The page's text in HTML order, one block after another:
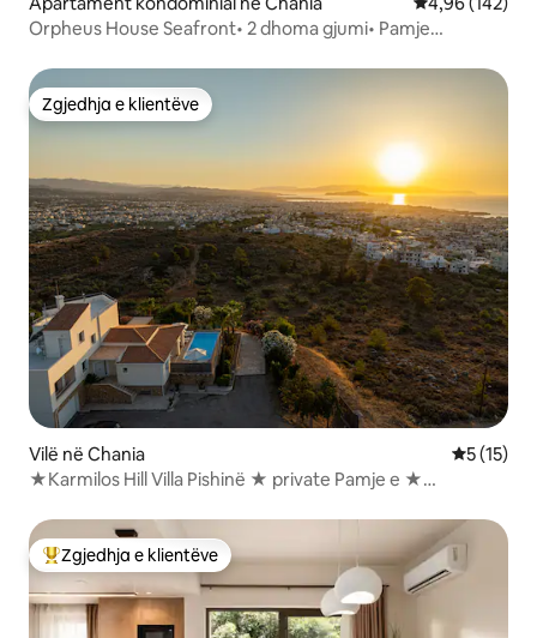
Orpheus House Seafront• 2 dhoma gjumi• Pamje
Zgjedhja e klientëve
Zgjedhja e klientëve
Vilë në Chania Vlerësimi
5 (15)
★Karmilos Hill Villa Pishinë ★ private Pamje e ★
Më të mirat e zgjedhjeve të klientëve
Zgjedhja e klientëve